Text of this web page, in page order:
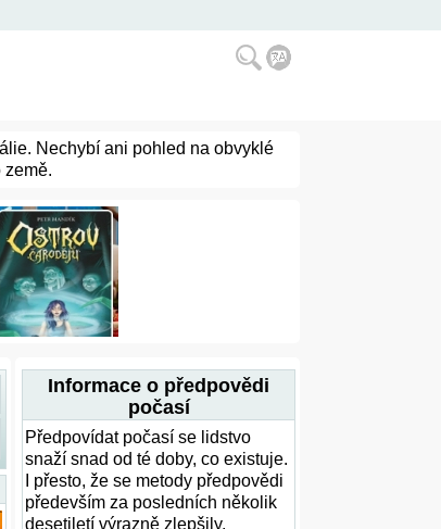
Nechybí ani pohled na obvyklé
země.
Informace o předpovědi
počasí
Předpovídat počasí se lidstvo
snaží snad od té doby, co existuje.
I přesto, že se metody předpovědi
především za posledních několik
desetiletí výrazně zlepšily,